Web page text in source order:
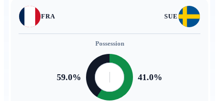
FRA SUE
Possession
59.0% 41.0%